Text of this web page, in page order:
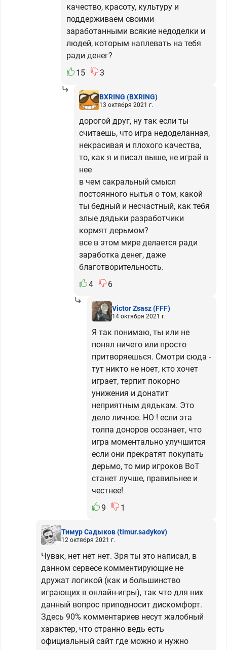
качество, красоту, культуру и
поддерживаем своими
заработанными всякие недоделки и
людей, которым наплевать на тебя
ради денег?
15
3
BXRING (BXRING)
13 октября 2021 г.
дорогой друг, ну так если ты
считаешь, что игра недоделанная,
некрасивая и плохого качества,
то, как я и писал выше, не играй в
нее
в чем сакральный смысл
постоянного нытья о том, какой
ты бедный и несчастный, как тебя
злые дядьки разработчики
кормят дерьмом?
все в этом мире делается ради
заработка денег, даже
благотворительность.
4
6
Victor Zsasz(FFF)
14 октября 2021 г.
Я так понимаю, ты или не
понял ничего или просто
притворяешься. Смотри сюда -
тут никто не ноет, кто хочет
играет, терпит покорно
унижения и донатит
неприятным дядькам. Это
дело личное. НО ! если эта
толпа доноров осознает, что
игра моментально улучшится
если они прекратят покупать
дерьмо, то мир игроков ВоТ
станет лучше, правильнее и
честнее!
9
1
Тимур Садыков(timur.sadykov)
12 октября 2021 г.
Чувак, нет нет нет. Зря ты это написал, в
данном сервесе комментирующие не
дружат логикой (как и большинство
играющих в онлайн-игры), так что для них
данный вопрос приподносит дискомфорт.
Здесь 90% комментариев несут жалобный
характер, что странно ведь есть
официальный сайт где можно и нужно